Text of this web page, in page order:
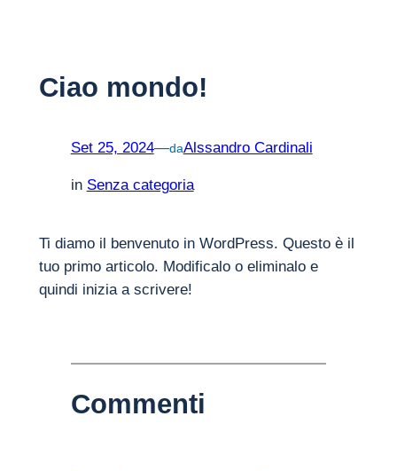
Ciao mondo!
Set 25, 2024—daAlssandro Cardinali
in Senza categoria
Ti diamo il benvenuto in WordPress. Questo è il
tuo primo articolo. Modificalo o eliminalo e
quindi inizia a scrivere!
Commenti